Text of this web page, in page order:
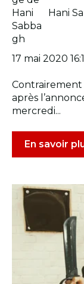
Hani
17 mai 2020
après
mercredi...
En savoir